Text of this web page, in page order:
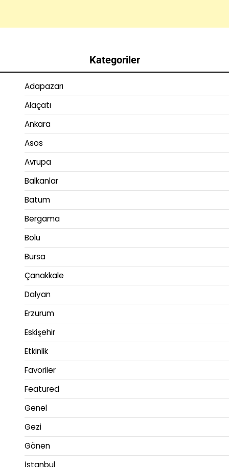
Kategoriler
Adapazarı
Alaçatı
Ankara
Asos
Avrupa
Balkanlar
Batum
Bergama
Bolu
Bursa
Çanakkale
Dalyan
Erzurum
Eskişehir
Etkinlik
Favoriler
Featured
Genel
Gezi
Gönen
İstanbul